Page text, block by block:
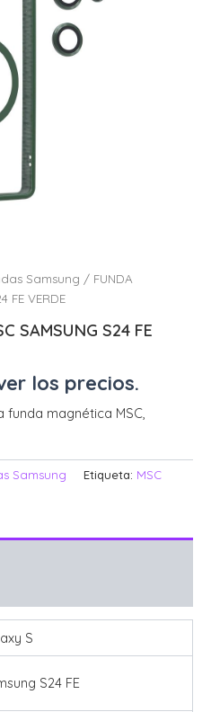
Samsung / FUNDA
FE VERDE
SAMSUNG S24 FE
los precios.
magnética MSC,
Samsung Etiqueta: MSC
S
S24 FE